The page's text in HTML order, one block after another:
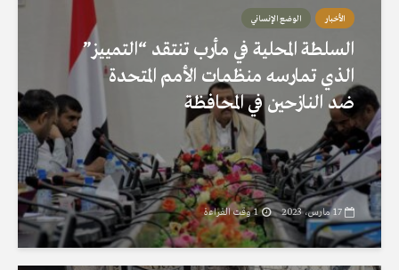
الأخبار الوضع الإنساني
السلطة المحلية في مأرب تنتقد “التمييز”
الذي تمارسه منظمات الأمم المتحدة
ضد النازحين في المحافظة
17 مارس، 2023 1 وقت القراءة